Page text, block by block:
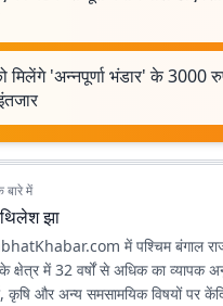
मिलेंगे 'अन्नपूर्णा भंडार' के
में
झा
में पश्चिम बंगाल
क्षेत्र में 32 वर्षों से अधिक का व्यापक
कृषि और अन्य समसामयिक विषयों पर